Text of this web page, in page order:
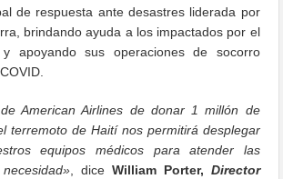
de respuesta ante desastres liderada por
brindando ayuda a los impactados por el
apoyando sus operaciones de socorro
American Airlines de donar 1 millón de
terremoto de Haití nos permitirá desplegar
equipos médicos para atender las
, dice William Porter, Director